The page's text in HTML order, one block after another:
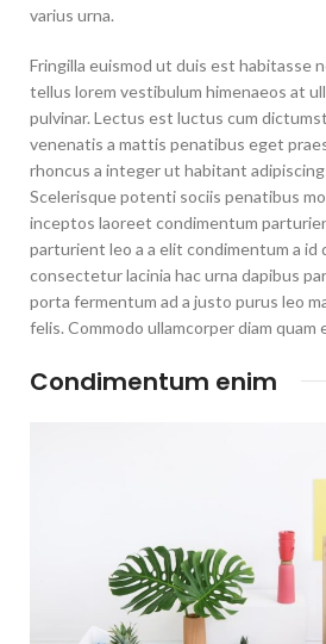
varius urna.
Fringilla euismod ut duis est habitasse
tellus lorem vestibulum himenaeos at
pulvinar. Lectus est luctus cum
venenatis a mattis penatibus eget
rhoncus a integer ut habitant adipiscing
Scelerisque potenti sociis penatibus
inceptos laoreet condimentum
parturient leo a a elit condimentum a id
consectetur lacinia hac urna dapibus
porta fermentum ad a justo purus leo
felis. Commodo ullamcorper diam quam
Condimentum enim